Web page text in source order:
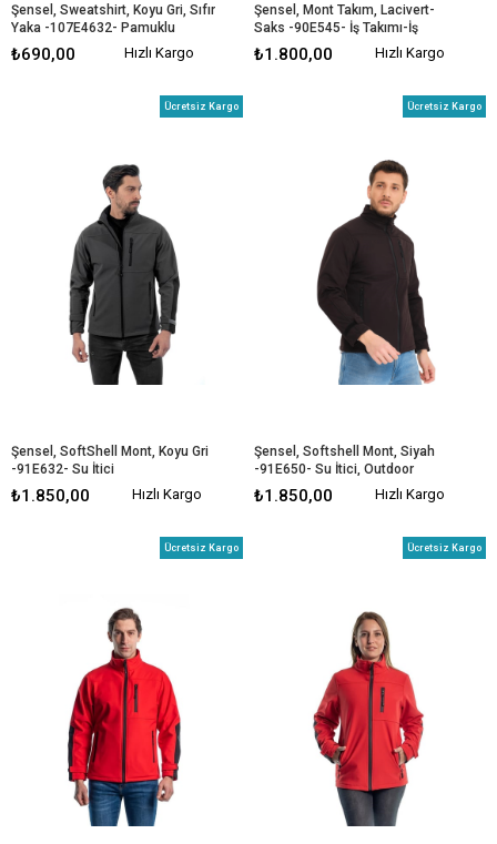
Şensel, Sweatshirt, Koyu Gri, Sıfır
Yaka -107E4632- Pamuklu
₺690,00 Hızlı Kargo
Şensel, Mont Takım, Lacivert-
Saks -90E545- İş Takımı-İş
Elbisesi
₺1.800,00 Hızlı Kargo
Şensel, SoftShell Mont, Koyu Gri
-91E632- Su İtici
₺1.850,00
Ücretsiz Kargo
Hızlı Kargo
Şensel, Softshell Mont, Siyah
-91E650- Su İtici, Outdoor
₺1.850,00
Ücretsiz Kargo
Hızlı Kargo
Ücretsiz Kargo Ücretsiz Kargo